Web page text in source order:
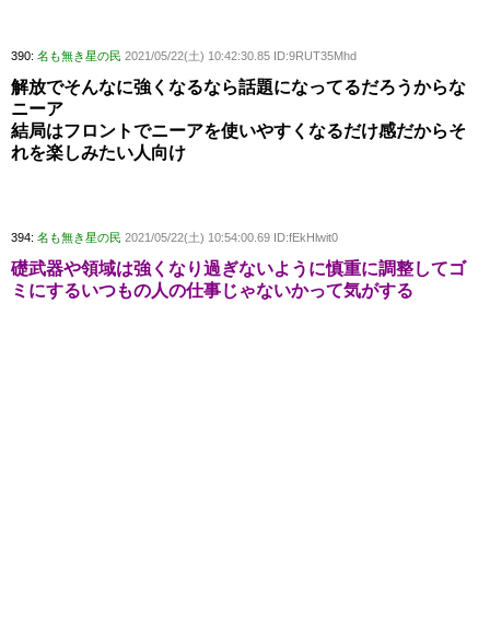
390: 名も無き星の民 2021/05/22(土) 10:42:30.85 ID:9RUT35Mhd
解放でそんなに強くなるなら話題になってるだろうからな
ニーア
結局はフロントでニーアを使いやすくなるだけ感だからそ
れを楽しみたい人向け
394: 名も無き星の民 2021/05/22(土) 10:54:00.69 ID:fEkHlwit0
礎武器や領域は強くなり過ぎないように慎重に調整してゴ
ミにするいつもの人の仕事じゃないかって気がする